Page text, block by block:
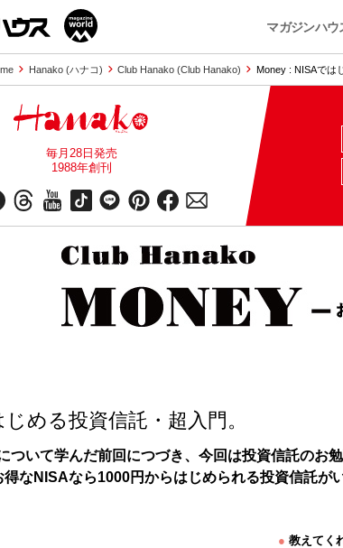
マガジンハウ
Hanako (ハナコ) Club Hanako (Club Hanako) Money : NISAでは
毎月28日発売
1988年創刊
める投資信託・超入門。
ついて学んだ前回につづき、今回は投資信託のお勉
なNISAなら1000円からはじめられる投資信託が
● 教えてく